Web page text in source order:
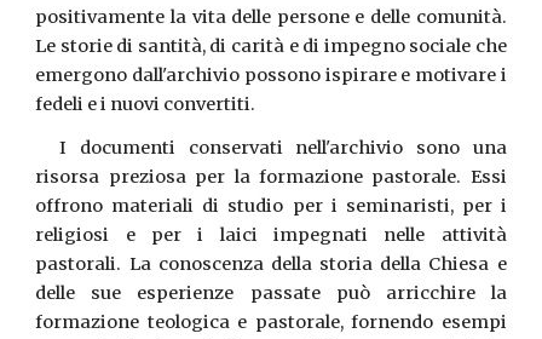
positivamente la vita delle persone e delle comunità.
Le storie di santità, di carità e di impegno sociale che
emergono dall'archivio possono ispirare e motivare i
fedeli e i nuovi convertiti.
I documenti conservati nell'archivio sono una
risorsa preziosa per la formazione pastorale. Essi
offrono materiali di studio per i seminaristi, per i
religiosi e per i laici impegnati nelle attività
pastorali. La conoscenza della storia della Chiesa e
delle sue esperienze passate può arricchire la
formazione teologica e pastorale, fornendo esempi